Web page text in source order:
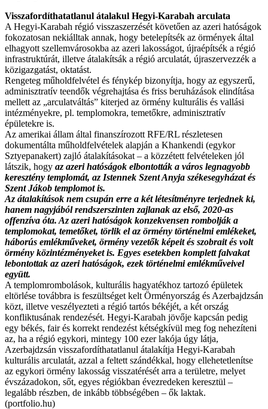
Visszafordíthatatlanul átalakul Hegyi-Karabah arculata
A Hegyi-Karabah régió visszaszerzését követően az azeri hatóságok
fokozatosan nekiálltak annak, hogy betelepítsék az örmények által
elhagyott szellemvárosokba az azeri lakosságot, újraépítsék a régió
infrastruktúrát, illetve átalakítsák a régió arculatát, újraszervezzék a
közigazgatást, oktatást.
Rengeteg műholdfelvétel és fénykép bizonyítja, hogy az egyszerű,
adminisztratív teendők végrehajtása és friss beruházások elindítása
mellett az „arculatváltás” kiterjed az örmény kulturális és vallási
intézményekre, pl. templomokra, temetőkre, adminisztratív
épületekre is.
Az amerikai állam által finanszírozott RFE/RL részletesen
dokumentálta műholdfelvételek alapján a Khankendi (egykor
Sztyepanakert) zajló átalakításokat – a közzétett felvételeken jól
látszik, hogy az azeri hatóságok elbontották a város legnagyobb
keresztény templomát, az Istennek Szent Anyja székesegyházat és
Szent Jákob templomot is.
Az átalakítások nem csupán erre a két létesítményre terjednek ki,
hanem nagyjából rendszerszinten zajlanak az első, 2020-as
offenzíva óta. Az azeri hatóságok konzekvensen rombolják a
templomokat, temetőket, törlik el az örmény történelmi emlékeket,
háborús emlékműveket, örmény vezetők képeit és szobrait és volt
örmény közintézményeket is. Egyes esetekben komplett falvakat
lebontottak az azeri hatóságok, ezek történelmi emlékműveivel
együtt.
A templomrombolások, kulturális hagyatékhoz tartozó épületek
eltörlése továbbra is feszültséget kelt Örményország és Azerbajdzsán
közt, illetve veszélyezteti a régió tartós békéjét, a két ország
konfliktusának rendezését. Hegyi-Karabah jövője kapcsán pedig
egy békés, fair és korrekt rendezést kétségkívül meg fog nehezíteni
az, ha a régió egykori, mintegy 100 ezer lakója úgy látja,
Azerbajdzsán visszafordíthatatlanul átalakítja Hegyi-Karabah
kulturális arculatát, azzal a feltett szándékkal, hogy ellehetetlenítse
az egykori örmény lakosság visszatérését arra a területre, melyet
évszázadokon, sőt, egyes régiókban évezredeken keresztül –
legalább részben, de inkább többségében – ők laktak.
(portfolio.hu)